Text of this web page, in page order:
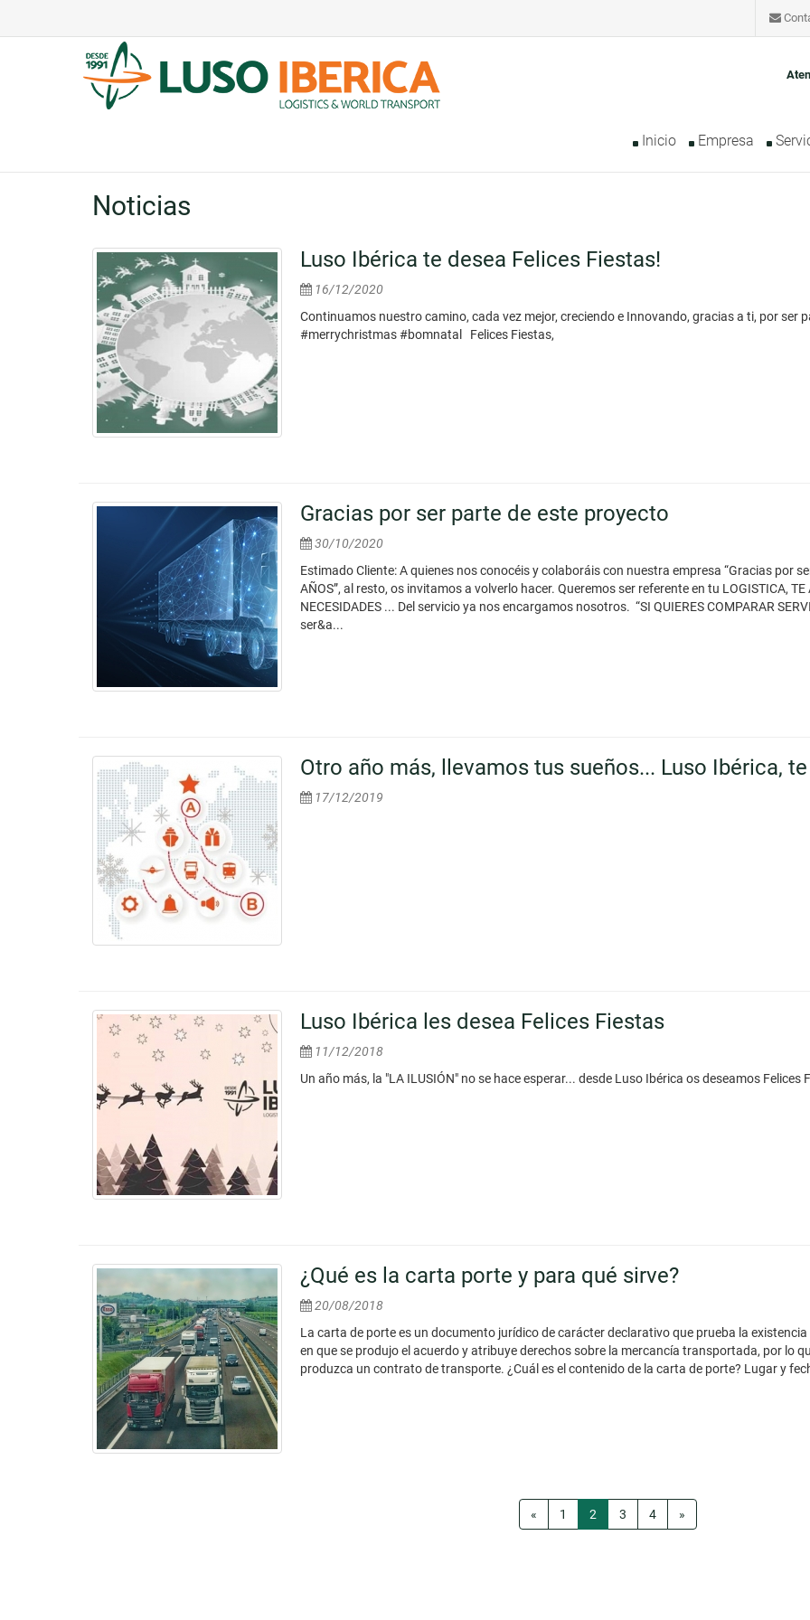
Inicio Empresa
Noticias
Luso Ibérica te desea Felices Fiestas!
16/12/2020
Continuamos nuestro camino, cada vez mejor, creciendo e Innovando, gracias a ti, por ser
#merrychristmas #bomnatal Felices Fiestas,
Gracias por ser parte de este proyecto
30/10/2020
Estimado Cliente: A quienes nos conocéis y colaboráis con nuestra empresa “Gracias por
AÑOS”, al resto, os invitamos a volverlo hacer. Queremos ser referente en tu LOGISTICA, TE
NECESIDADES ... Del servicio ya nos encargamos nosotros. “SI QUIERES COMPARAR
ser&a...
Otro año más, llevamos tus sueños... Luso Ibérica,
17/12/2019
Luso Ibérica les desea Felices Fiestas
11/12/2018
Un año más, la "LA ILUSIÓN" no se hace esperar... desde Luso Ibérica os deseamos Felices
¿Qué es la carta porte y para qué sirve?
20/08/2018
La carta de porte es un documento jurídico de carácter declarativo que prueba la
en que se produjo el acuerdo y atribuye derechos sobre la mercancía transportada, por lo
produzca un contrato de transporte. ¿Cuál es el contenido de la carta de porte? Lugar y
« 1 2 3 4 »